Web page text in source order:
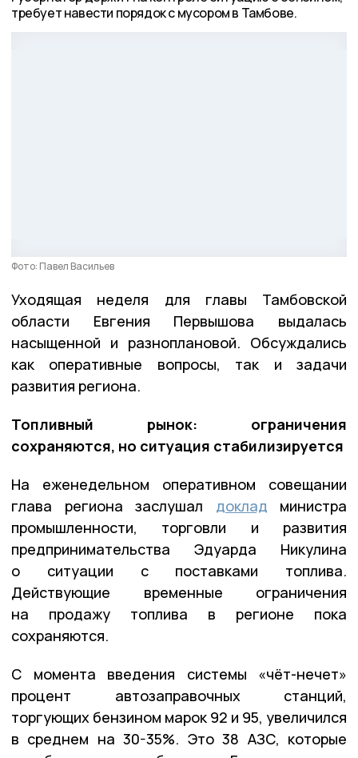
требует навести порядок с мусором в Тамбове.
Фото: Павел Васильев
Уходящая неделя для главы Тамбовской
области Евгения Первышова выдалась
насыщенной и разноплановой. Обсуждались
как оперативные вопросы, так и задачи
развития региона.
Топливный рынок: ограничения
сохраняются, но ситуация стабилизируется
На еженедельном оперативном совещании
глава региона заслушал доклад министра
промышленности, торговли и развития
предпринимательства Эдуарда Никулина
о ситуации с поставками топлива.
Действующие временные ограничения
на продажу топлива в регионе пока
сохраняются.
С момента введения системы «чёт-нечет»
процент автозаправочных станций,
торгующих бензином марок 92 и 95, увеличился
в среднем на 30-35%. Это 38 АЗС, которые